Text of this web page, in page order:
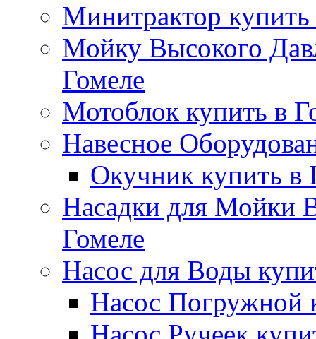
Минитрактор купить
Мойку Высокого
Гомеле
Мотоблок купить в
Навесное
Окучник купить в
Насадки для Мойки
Гомеле
Насос для Воды
Насос Погружной